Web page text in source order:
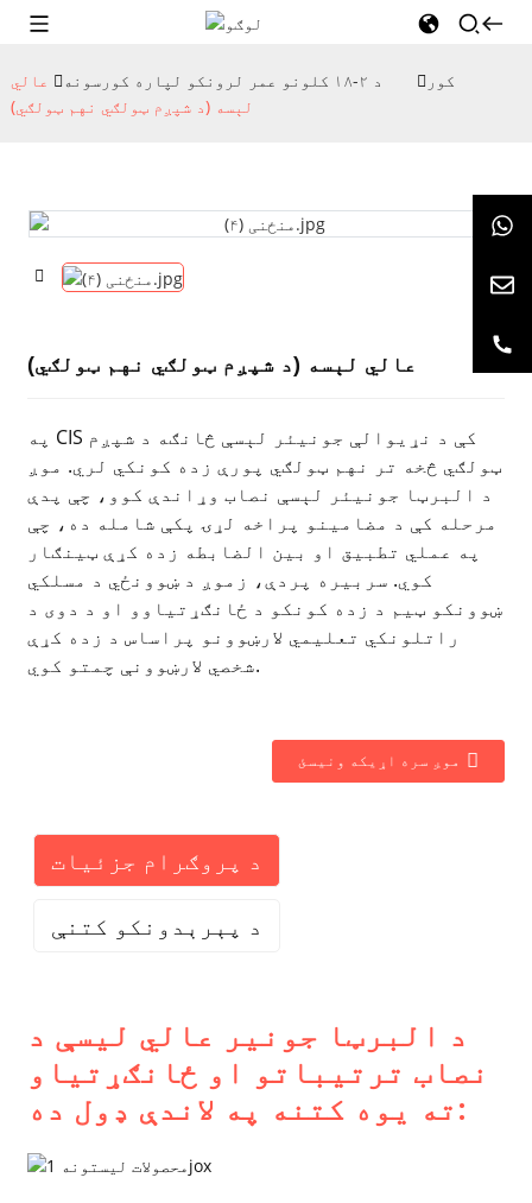
کور د ۲-۱۸ کلونو عمر لرونکو لپاره کورسونه
عالي
لېسه (د شپږم ټولګي نهم ټولګي)
عالي لېسه (د شپږم ټولګي نهم ټولګي)
په CIS کې د نړیوالې جونیئر لېسې څانګه د شپږم
ټولګي څخه تر نهم ټولګي پورې زده کونکي لري. موږ
د البرټا جونیئر لېسې نصاب وړاندې کوو، چې پدې
مرحله کې د مضامینو پراخه لړۍ پکې شامله ده، چې
په عملي تطبیق او بین الضابطه زده کړې ټینګار
کوي. سربیره پردې، زموږ د ښوونځي د مسلکي
ښوونکو ټیم د زده کونکو د ځانګړتیاوو او د دوی د
راتلونکي تعلیمي لارښوونو پراساس د زده کړې
شخصي لارښوونې چمتو کوي.
موږ سره اړیکه ونیسئ
د پروګرام جزئیات
د پېرېدونکو کتنې
د البرټا جونیر عالي لیسې د
نصاب ترتیباتو او ځانګړتیاو
ته یوه کتنه په لاندې ډول ده: